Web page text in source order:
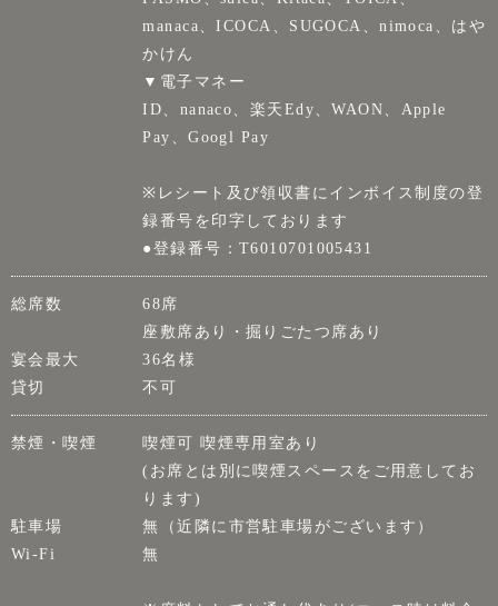
manaca、ICOCA、SUGOCA、nimoca、はや
かけん
▼電子マネー
ID、nanaco、楽天Edy、WAON、Apple
Pay、Googl Pay
※レシート及び領収書にインボイス制度の登
録番号を印字しております
●登録番号：T6010701005431
総席数
68席
座敷席あり・掘りごたつ席あり
宴会最大
36名様
貸切
不可
禁煙・喫煙
喫煙可 喫煙専用室あり
(お席とは別に喫煙スペースをご用意してお
ります)
駐車場
無（近隣に市営駐車場がございます）
Wi-Fi
無